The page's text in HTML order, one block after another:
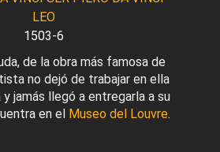
LEO
1503-6
de la obra más famosa de
no dejó de trabajar en ella
jamás llegó a entregarla a su
en el Museo del Louvre.